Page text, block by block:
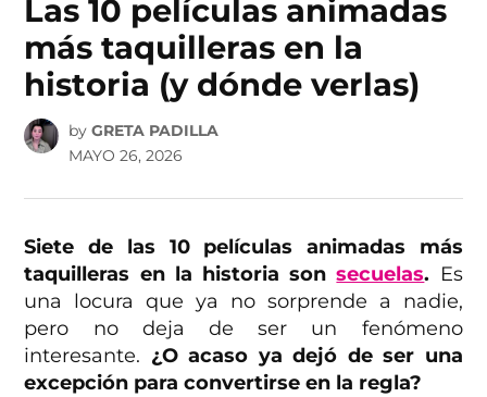
Las 10 películas animadas
más taquilleras en la
historia (y dónde verlas)
by GRETA PADILLA
MAYO 26, 2026
Siete de las 10 películas animadas más
taquilleras en la historia sonsecuelas. Es
una locura que ya no sorprende a nadie,
pero no deja de ser un fenómeno
interesante. ¿O acaso ya dejó de ser una
excepción para convertirse en la regla?